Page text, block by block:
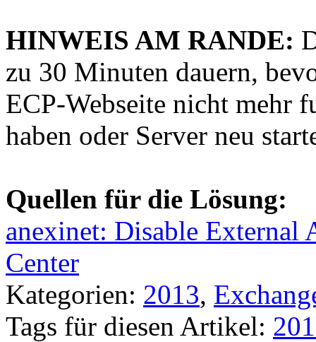
HINWEIS AM RANDE:
zu 30 Minuten dauern,
ECP-Webseite nicht mehr
haben oder Server neu
Quellen für die Lösung:
anexinet: Disable External
Center
Kategorien: 2013,
Tags für diesen Artikel: